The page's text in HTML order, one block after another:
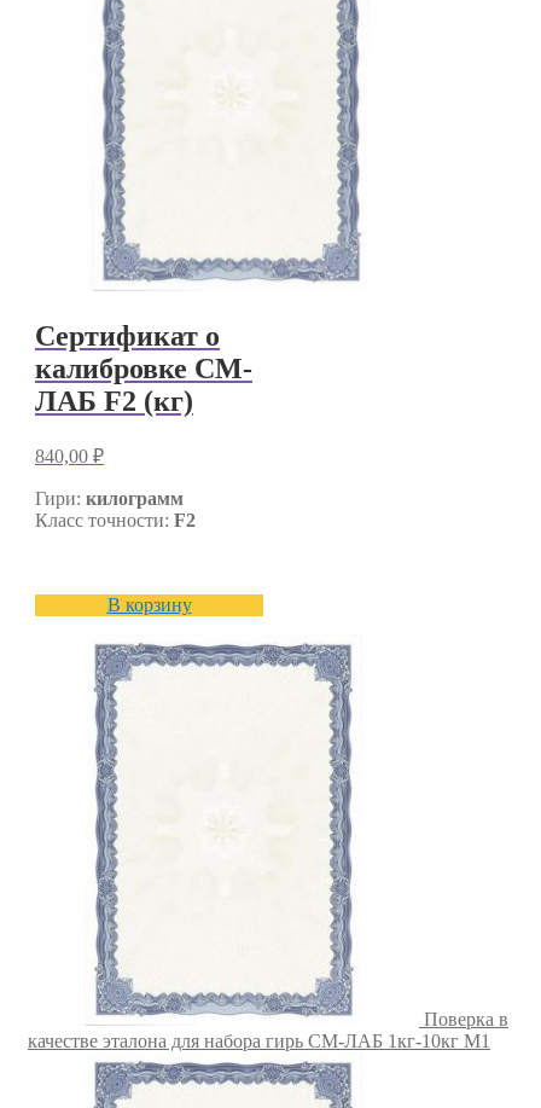
Сертификат о
калибровке СМ-
ЛАБ F2 (кг)
840,00 ₽
Гири: килограмм
Класс точности: F2
В корзину
Поверка в
качестве эталона для набора гирь СМ-ЛАБ 1кг-10кг M1